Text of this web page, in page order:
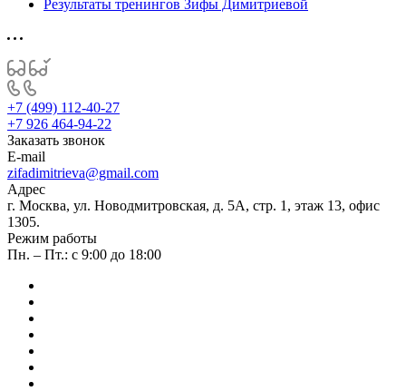
Результаты тренингов Зифы Димитриевой
+7 (499) 112-40-27
+7 926 464-94-22
Заказать звонок
E-mail
zifadimitrieva@gmail.com
Адрес
г. Москва, ул. Новодмитровская, д. 5А, стр. 1, этаж 13, офис
1305.
Режим работы
Пн. – Пт.: с 9:00 до 18:00